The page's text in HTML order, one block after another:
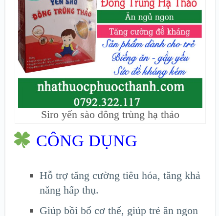
Siro yến sào đông trùng hạ thảo
CÔNG DỤNG
Hỗ trợ tăng cường tiêu hóa, tăng khả
năng hấp thụ.
Giúp bồi bổ cơ thể, giúp trẻ ăn ngon